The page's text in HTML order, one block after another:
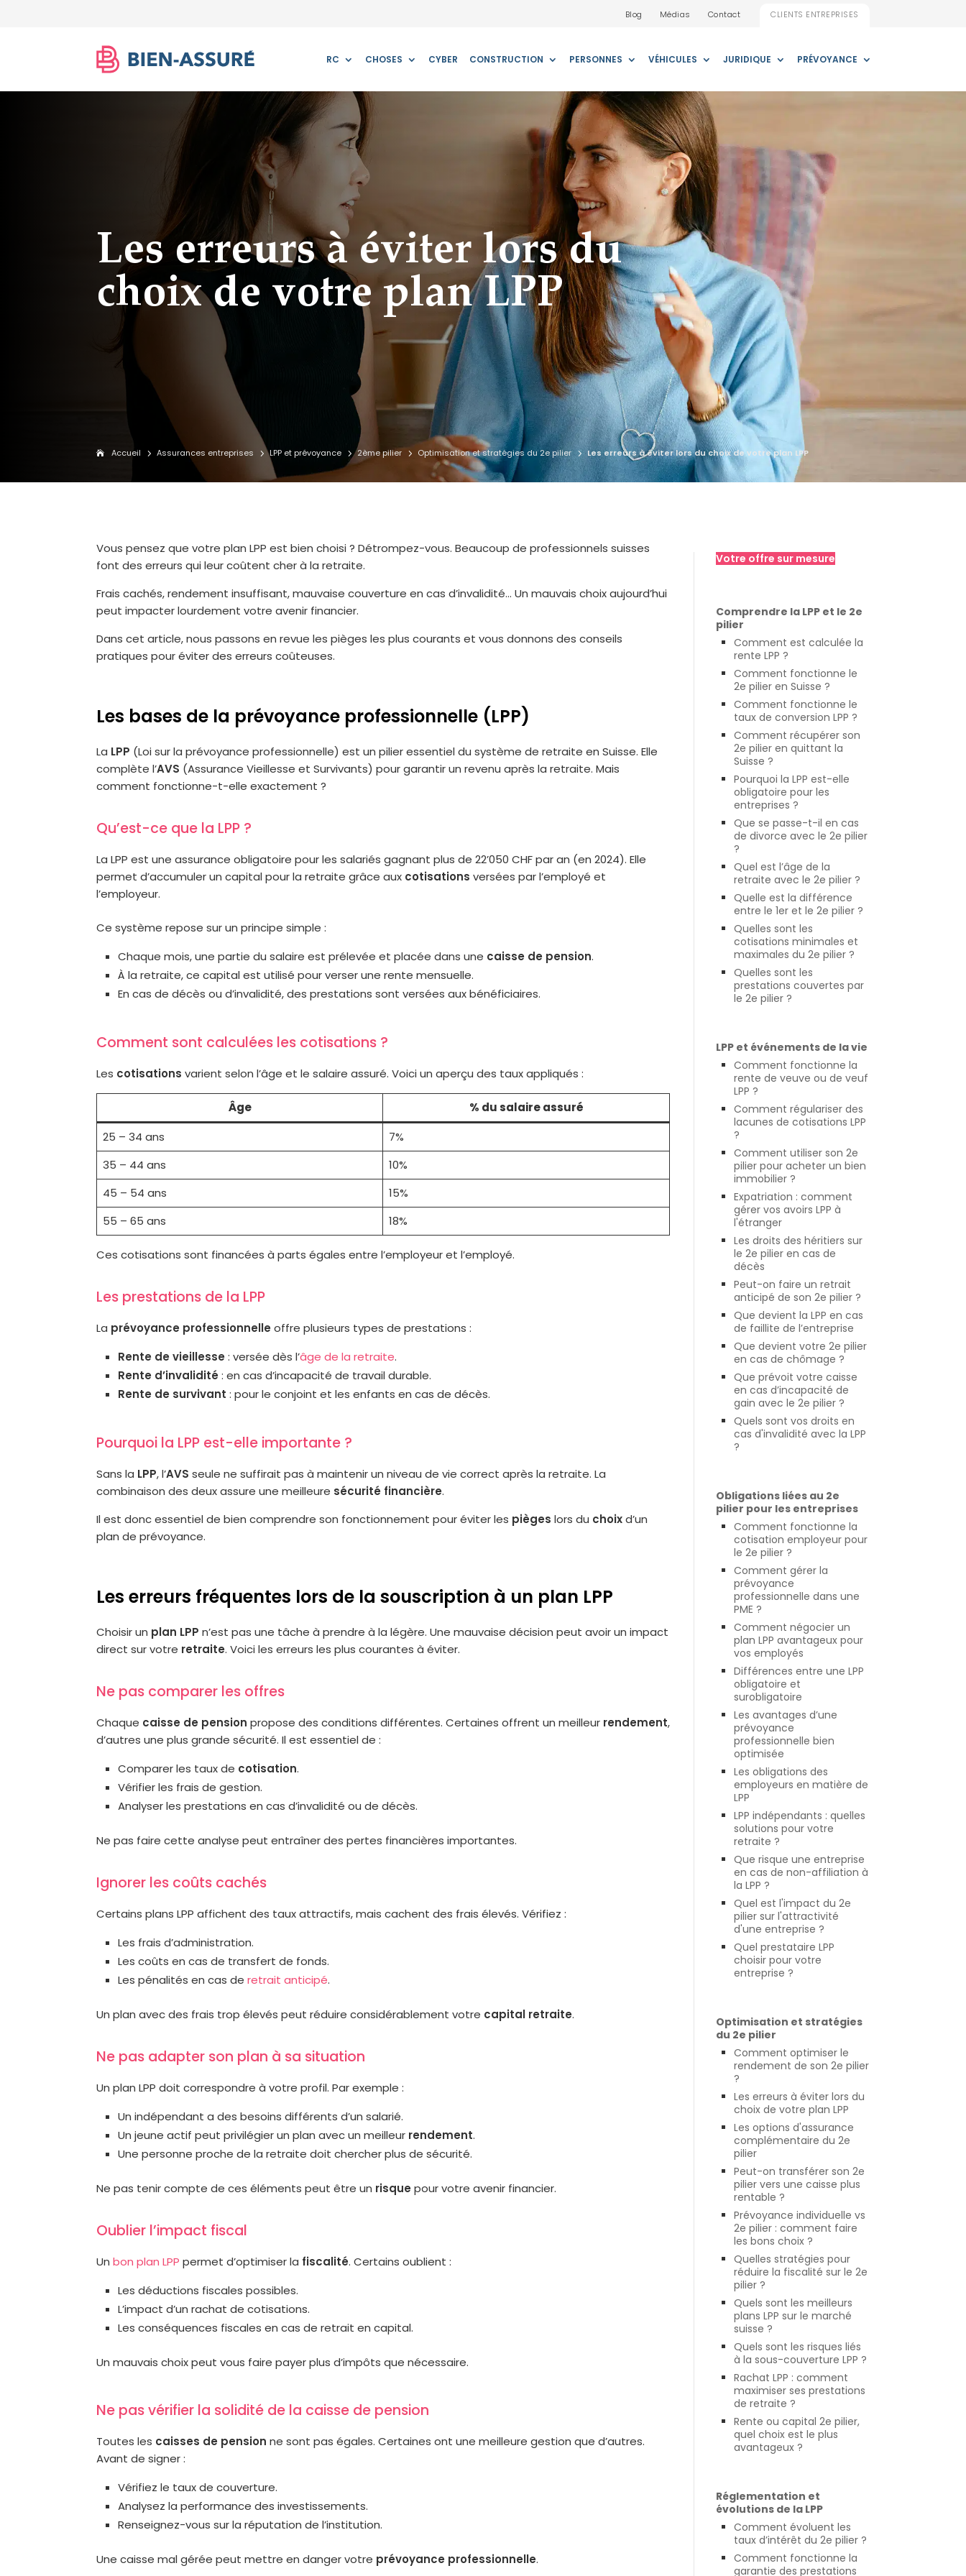
Blog Médias Contact CLIENTS ENTREPRISES
RC CHOSES CYBER CONSTRUCTION PERSONNES VÉHICULES JURIDIQUE PRÉVOYANCE
Les erreurs à éviter lors du
choix de votre plan LPP
Accueil 5 Assurances entreprises 5LPP et prévoyance 5 2ème pilier 5 Optimisation et stratégies du 2e pilier5 Les erreurs à éviter lors du choix de votre plan LPP
Vous pensez que votre plan LPP est bien choisi ? Détrompez-vous. Beaucoup de professionnels suisses
font des erreurs qui leur coûtent cher à la retraite.
Frais cachés, rendement insuffisant, mauvaise couverture en cas d’invalidité… Un mauvais choix aujourd’hui
peut impacter lourdement votre avenir financier.
Dans cet article, nous passons en revue les pièges les plus courants et vous donnons des conseils
pratiques pour éviter des erreurs coûteuses.
Les bases de la prévoyance professionnelle (LPP)
La LPP (Loi sur la prévoyance professionnelle) est un pilier essentiel du système de retraite en Suisse. Elle
complète l’AVS (Assurance Vieillesse et Survivants) pour garantir un revenu après la retraite. Mais
comment fonctionne-t-elle exactement ?
Qu’est-ce que la LPP ?
La LPP est une assurance obligatoire pour les salariés gagnant plus de 22’050 CHF par an (en 2024). Elle
permet d’accumuler un capital pour la retraite grâce aux cotisations versées par l’employé et
l’employeur.
Ce système repose sur un principe simple :
Chaque mois, une partie du salaire est prélevée et placée dans une caisse de pension.
À la retraite, ce capital est utilisé pour verser une rente mensuelle.
En cas de décès ou d’invalidité, des prestations sont versées aux bénéficiaires.
Comment sont calculées les cotisations ?
Les cotisations varient selon l’âge et le salaire assuré. Voici un aperçu des taux appliqués :
Âge
% du salaire assuré
25 – 34 ans
7%
35 – 44 ans
10%
45 – 54 ans
15%
55 – 65 ans
18%
Ces cotisations sont financées à parts égales entre l’employeur et l’employé.
Les prestations de la LPP
La prévoyance professionnelle offre plusieurs types de prestations :
Rente de vieillesse : versée dès l’âge de la retraite.
Rente d’invalidité : en cas d’incapacité de travail durable.
Rente de survivant : pour le conjoint et les enfants en cas de décès.
Pourquoi la LPP est-elle importante ?
Sans la LPP, l’AVS seule ne suffirait pas à maintenir un niveau de vie correct après la retraite. La
combinaison des deux assure une meilleure sécurité financière.
Il est donc essentiel de bien comprendre son fonctionnement pour éviter les pièges lors du choixd’un
plan de prévoyance.
Les erreurs fréquentes lors de la souscription à un plan LPP
Choisir un plan LPP n’est pas une tâche à prendre à la légère. Une mauvaise décision peut avoir un impact
direct sur votre retraite. Voici les erreurs les plus courantes à éviter.
Ne pas comparer les offres
Chaque caisse de pension propose des conditions différentes. Certaines offrent un meilleur rendement,
d’autres une plus grande sécurité. Il est essentiel de :
Comparer les taux de cotisation.
Vérifier les frais de gestion.
Analyser les prestations en cas d’invalidité ou de décès.
Ne pas faire cette analyse peut entraîner des pertes financières importantes.
Ignorer les coûts cachés
Certains plans LPP affichent des taux attractifs, mais cachent des frais élevés. Vérifiez :
Les frais d’administration.
Les coûts en cas de transfert de fonds.
Les pénalités en cas deretrait anticipé.
Un plan avec des frais trop élevés peut réduire considérablement votre capital retraite.
Ne pas adapter son plan à sa situation
Un plan LPP doit correspondre à votre profil. Par exemple :
Un indépendant a des besoins différents d’un salarié.
Un jeune actif peut privilégier un plan avec un meilleur rendement.
Une personne proche de la retraite doit chercher plus de sécurité.
Ne pas tenir compte de ces éléments peut être un risque pour votre avenir financier.
Oublier l’impact fiscal
Unbon plan LPP permet d’optimiser la fiscalité. Certains oublient :
Les déductions fiscales possibles.
L’impact d’un rachat de cotisations.
Les conséquences fiscales en cas de retrait en capital.
Un mauvais choix peut vous faire payer plus d’impôts que nécessaire.
Ne pas vérifier la solidité de la caisse de pension
Toutes les caisses de pension ne sont pas égales. Certaines ont une meilleure gestion que d’autres.
Avant de signer :
Vérifiez le taux de couverture.
Analysez la performance des investissements.
Renseignez-vous sur la réputation de l’institution.
Une caisse mal gérée peut mettre en danger votre prévoyance professionnelle.
Votre offre sur mesure
Comprendre la LPP et le 2e
pilier
Comment est calculée la
rente LPP ?
Comment fonctionne le
2e pilier en Suisse ?
Comment fonctionne le
taux de conversion LPP ?
Comment récupérer son
2e pilier en quittant la
Suisse ?
Pourquoi la LPP est-elle
obligatoire pour les
entreprises ?
Que se passe-t-il en cas
de divorce avec le 2e pilier
?
Quel est l’âge de la
retraite avec le 2e pilier ?
Quelle est la différence
entre le 1er et le 2e pilier ?
Quelles sont les
cotisations minimales et
maximales du 2e pilier ?
Quelles sont les
prestations couvertes par
le 2e pilier ?
LPP et événements de la vie
Comment fonctionne la
rente de veuve ou de veuf
LPP ?
Comment régulariser des
lacunes de cotisations LPP
?
Comment utiliser son 2e
pilier pour acheter un bien
immobilier ?
Expatriation : comment
gérer vos avoirs LPP à
l'étranger
Les droits des héritiers sur
le 2e pilier en cas de
décès
Peut-on faire un retrait
anticipé de son 2e pilier ?
Que devient la LPP en cas
de faillite de l’entreprise
Que devient votre 2e pilier
en cas de chômage ?
Que prévoit votre caisse
en cas d’incapacité de
gain avec le 2e pilier ?
Quels sont vos droits en
cas d'invalidité avec la LPP
?
Obligations liées au 2e
pilier pour les entreprises
Comment fonctionne la
cotisation employeur pour
le 2e pilier ?
Comment gérer la
prévoyance
professionnelle dans une
PME ?
Comment négocier un
plan LPP avantageux pour
vos employés
Différences entre une LPP
obligatoire et
surobligatoire
Les avantages d’une
prévoyance
professionnelle bien
optimisée
Les obligations des
employeurs en matière de
LPP
LPP indépendants : quelles
solutions pour votre
retraite ?
Que risque une entreprise
en cas de non-affiliation à
la LPP ?
Quel est l'impact du 2e
pilier sur l'attractivité
d'une entreprise ?
Quel prestataire LPP
choisir pour votre
entreprise ?
Optimisation et stratégies
du 2e pilier
Comment optimiser le
rendement de son 2e pilier
?
Les erreurs à éviter lors du
choix de votre plan LPP
Les options d'assurance
complémentaire du 2e
pilier
Peut-on transférer son 2e
pilier vers une caisse plus
rentable ?
Prévoyance individuelle vs
2e pilier : comment faire
les bons choix ?
Quelles stratégies pour
réduire la fiscalité sur le 2e
pilier ?
Quels sont les meilleurs
plans LPP sur le marché
suisse ?
Quels sont les risques liés
à la sous-couverture LPP ?
Rachat LPP : comment
maximiser ses prestations
de retraite ?
Rente ou capital 2e pilier,
quel choix est le plus
avantageux ?
Réglementation et
évolutions de la LPP
Comment évoluent les
taux d’intérêt du 2e pilier ?
Comment fonctionne la
garantie des prestations